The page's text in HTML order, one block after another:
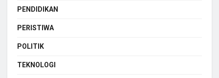
PENDIDIKAN
PERISTIWA
POLITIK
TEKNOLOGI